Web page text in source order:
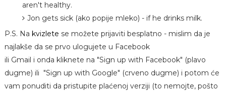
aren't healthy.
Jon gets sick (ako popije mleko) - if he drinks milk.
P.S. Na kvizlete se možete prijaviti besplatno - mislim da je
najlakše da se prvo ulogujete u Facebook
ili Gmail i onda kliknete na "Sign up with Facebook" (plavo
dugme) ili "Sign up with Google" (crveno dugme) i potom će
vam ponuditi da pristupite plaćenoj verziji (to nemojte, pošto